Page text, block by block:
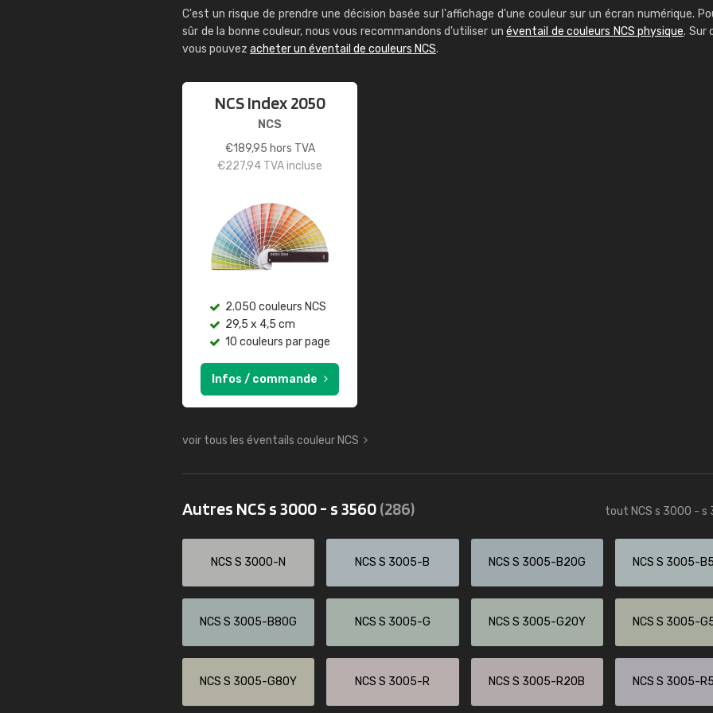
C'est un risque de prendre une décision basée sur l'affichage d'une couleur sur un écran numérique.
sûr de la bonne couleur, nous vous recommandons d'utiliser unéventail de couleurs NCS physique. Sur
vous pouvez acheter un éventail de couleurs NCS.
NCS Index 2050
NCS
€189,95 hors TVA
€227,94 TVA incluse
2.050 couleurs NCS
29,5 x 4,5 cm
10 couleurs par page
Infos / commande
voir tous les éventails couleur NCS
Autres NCS s 3000 - s 3560(286) tout NCS s 3000 - s
NCS S 3000-N NCS S 3005-B NCS S 3005-B20G NCS S 3005-
NCS S 3005-B80G NCS S 3005-G NCS S 3005-G20Y NCS S 3005-
NCS S 3005-G80Y NCS S 3005-R NCS S 3005-R20B NCS S 3005-